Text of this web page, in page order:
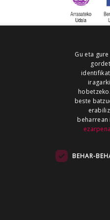
ALEA
NOAUA
Gu eta
hobetzeko.
beste
BEHAR-